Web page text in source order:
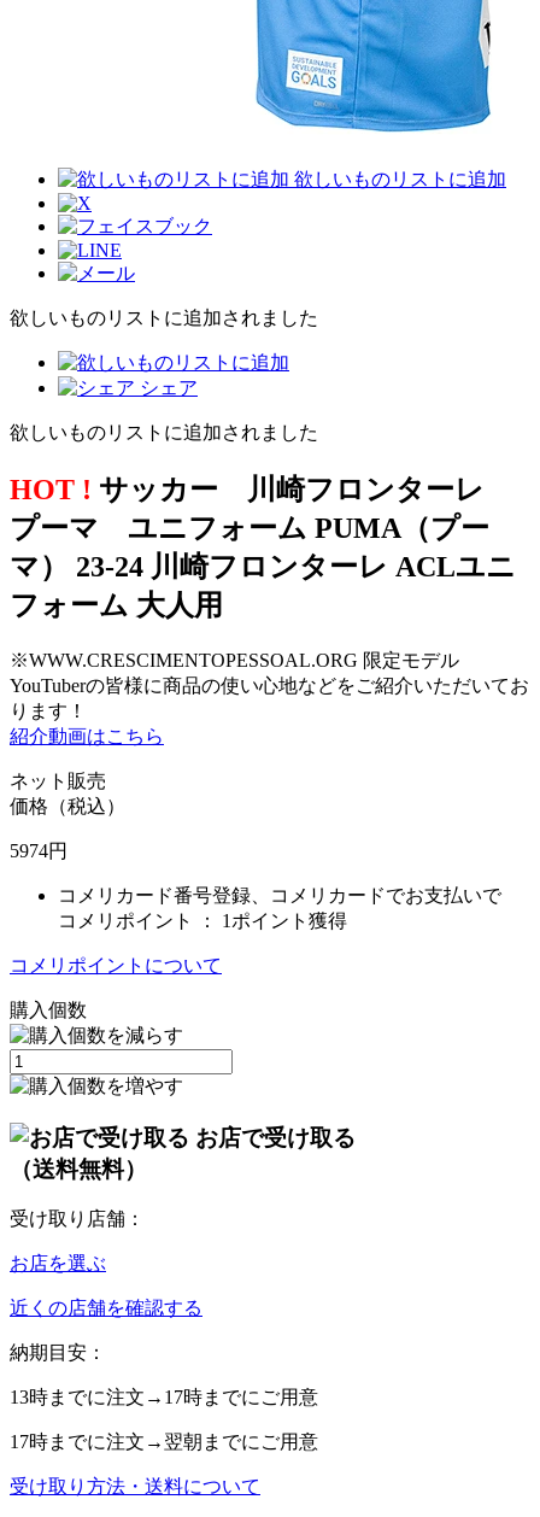
欲しいものリストに追加
欲しいものリストに追加されました
シェア
欲しいものリストに追加されました
HOT ! サッカー 川崎フロンターレ
プーマ ユニフォーム PUMA（プー
マ） 23-24 川崎フロンターレ ACLユニ
フォーム 大人用
※WWW.CRESCIMENTOPESSOAL.ORG 限定モデル
YouTuberの皆様に商品の使い心地などをご紹介いただいてお
ります！
紹介動画はこちら
ネット販売
価格（税込）
5974円
コメリカード番号登録、コメリカードでお支払いで
コメリポイント ： 1ポイント獲得
コメリポイントについて
購入個数
お店で受け取る
（送料無料）
受け取り店舗：
お店を選ぶ
近くの店舗を確認する
納期目安：
13時までに注文→ 17時までにご用意
17時までに注文→ 翌朝 までにご用意
受け取り方法・送料について